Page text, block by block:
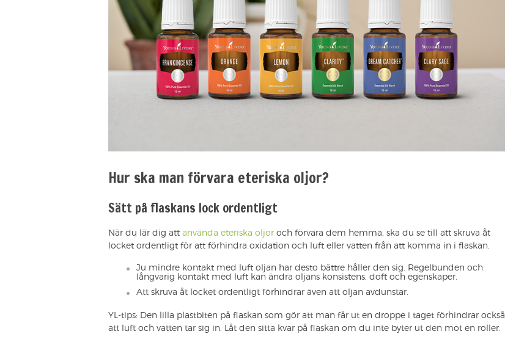
Hur ska man förvara eteriska oljor?
Sätt på flaskans lock ordentligt
När du lär dig att använda eteriska oljor och förvara dem hemma, ska du se till att skruva åt
locket ordentligt för att förhindra oxidation och luft eller vatten från att komma in i flaskan.
Ju mindre kontakt med luft oljan har desto bättre håller den sig. Regelbunden och
långvarig kontakt med luft kan ändra oljans konsistens, doft och egenskaper.
Att skruva åt locket ordentligt förhindrar även att oljan avdunstar.
YL-tips: Den lilla plastbiten på flaskan som gör att man får ut en droppe i taget förhindrar också
att luft och vatten tar sig in. Låt den sitta kvar på flaskan om du inte byter ut den mot en roller.